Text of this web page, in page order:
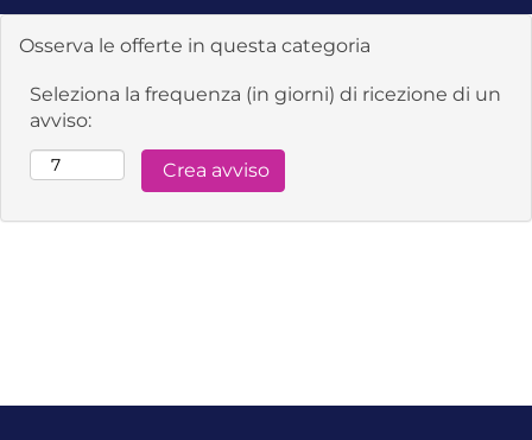
Osserva le offerte in questa categoria
Seleziona la frequenza (in giorni) di ricezione di un
avviso: